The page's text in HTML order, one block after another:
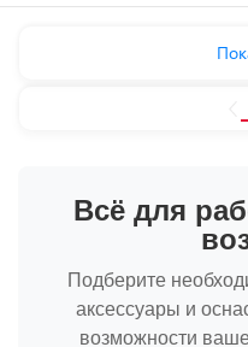
Всё для
Подберите
аксессуары и
возможности